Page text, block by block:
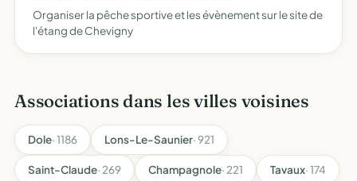
Organiser la pêche sportive et les évènement sur le site de
l'étang de Chevigny
Associations dans les villes voisines
Dole· 1186 Lons-Le-Saunier· 921
Saint-Claude· 269 Champagnole· 221 Tavaux· 174